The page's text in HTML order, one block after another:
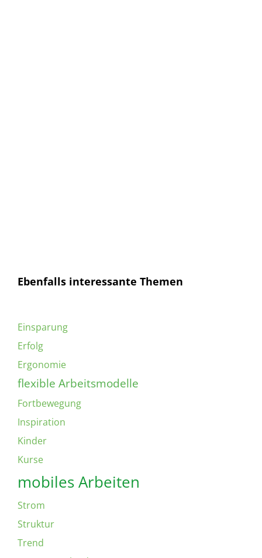
Ebenfalls interessante Themen
Einsparung
Erfolg
Ergonomie
flexible Arbeitsmodelle
Fortbewegung
Inspiration
Kinder
Kurse
mobiles Arbeiten
Strom
Struktur
Trend